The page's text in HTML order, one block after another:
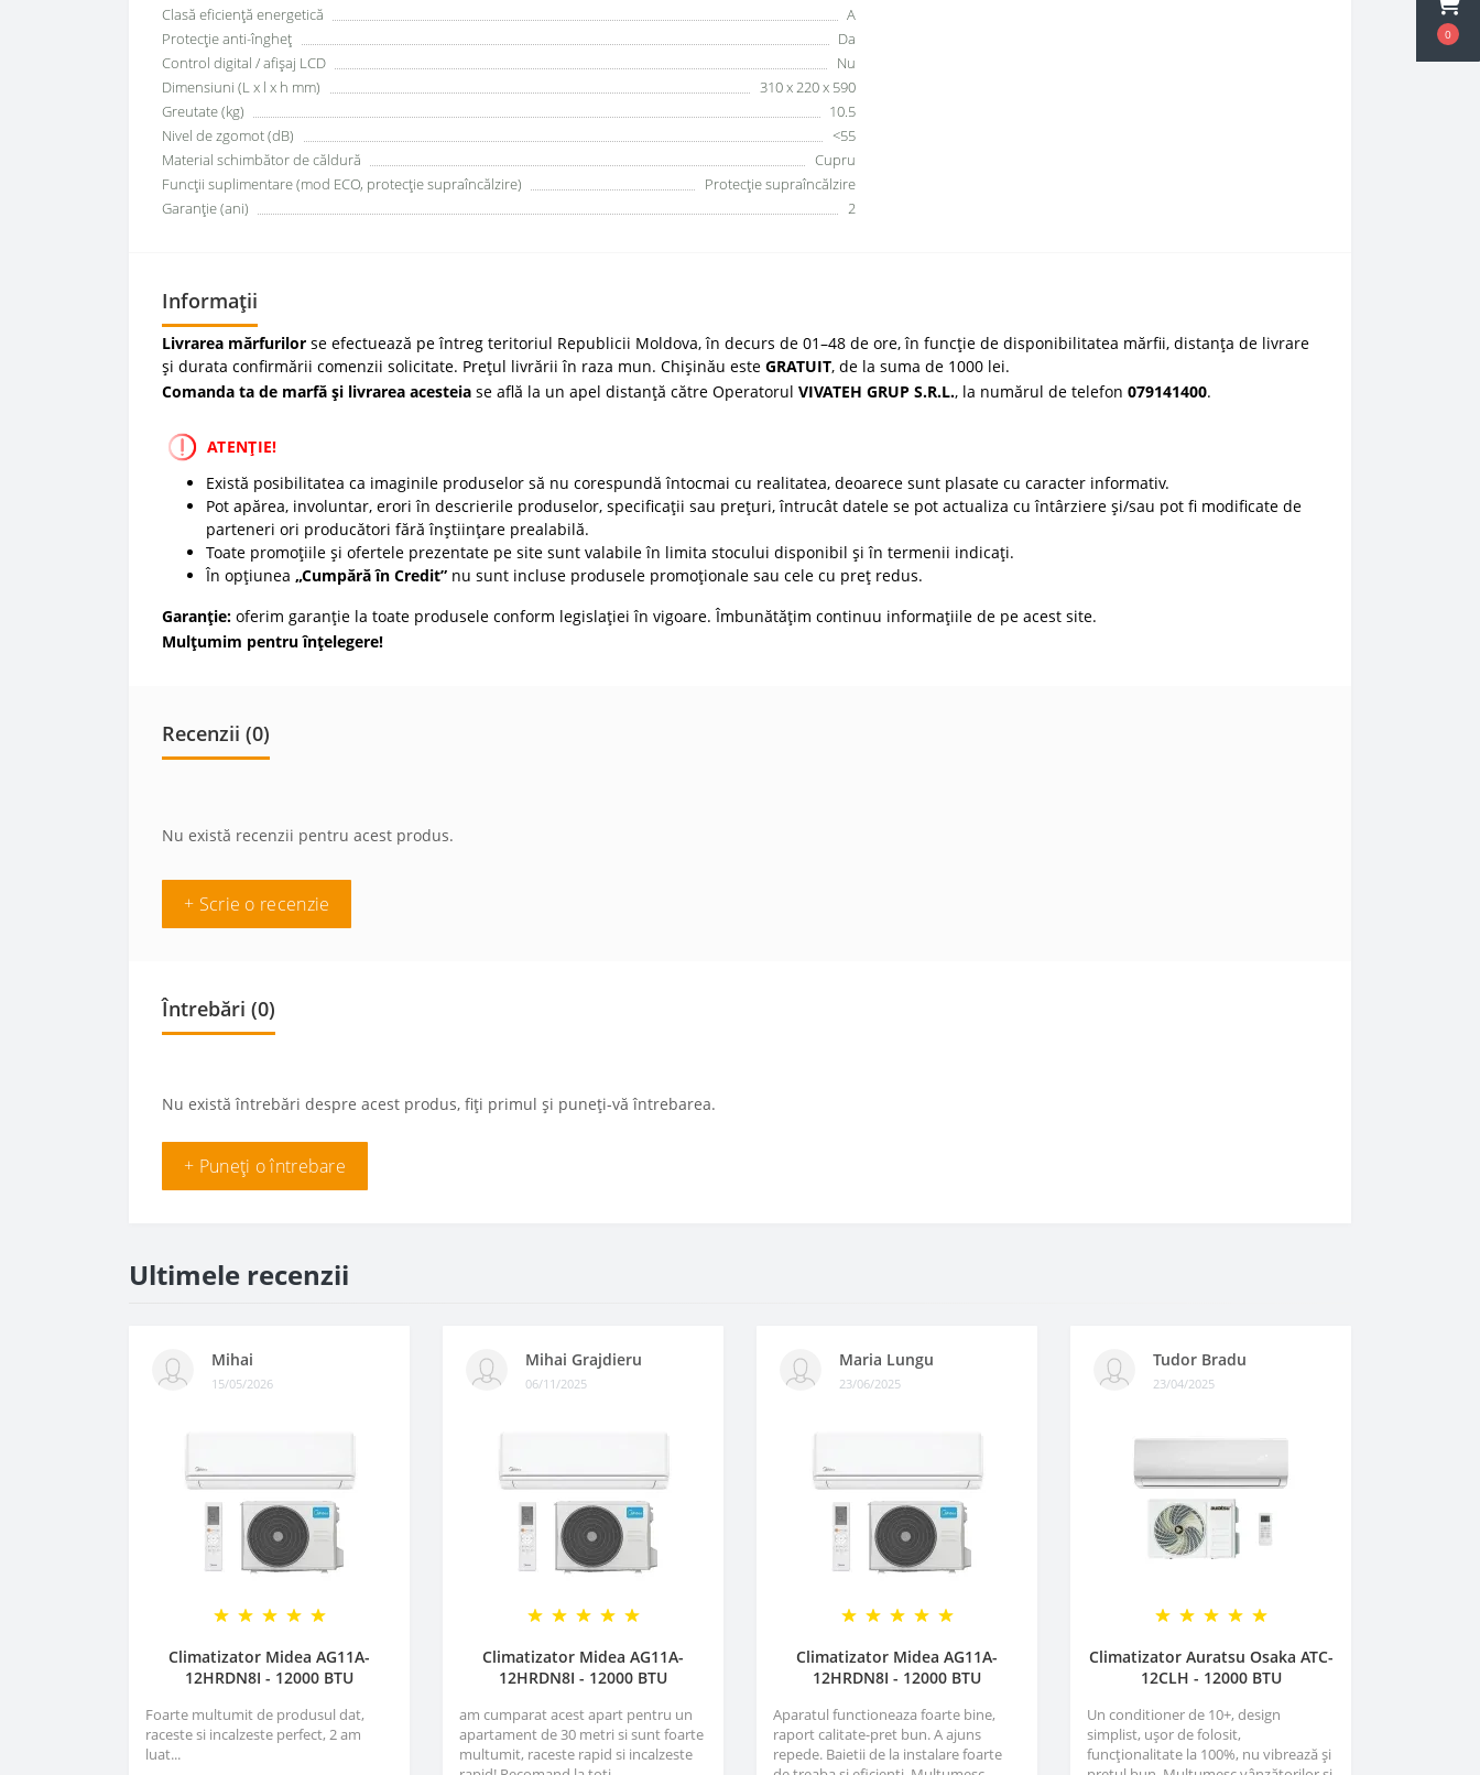
0
Clasă eficiență energetică
A
Protecție anti-îngheț
Da
Control digital / afișaj LCD
Nu
Dimensiuni (L x l x h mm)
310 x 220 x 590
Greutate (kg)
10.5
Nivel de zgomot (dB)
<55
Material schimbător de căldură
Cupru
Funcții suplimentare (mod ECO, protecție supraîncălzire)
Protecție supraîncălzire
Garanție (ani)
2
Informații
Livrarea mărfurilor se efectuează pe întreg teritoriul Republicii Moldova, în decurs de 01–48 de ore, în funcție de disponibilitatea mărfii, distanța de livrare
și durata confirmării comenzii solicitate. Prețul livrării în raza mun. Chișinău este GRATUIT, de la suma de 1000 lei.
Comanda ta de marfă și livrarea acesteia se află la un apel distanță către Operatorul VIVATEH GRUP S.R.L., la numărul de telefon 079141400.
ATENȚIE!
Există posibilitatea ca imaginile produselor să nu corespundă întocmai cu realitatea, deoarece sunt plasate cu caracter informativ.
Pot apărea, involuntar, erori în descrierile produselor, specificații sau prețuri, întrucât datele se pot actualiza cu întârziere și/sau pot fi modificate de
parteneri ori producători fără înștiințare prealabilă.
Toate promoțiile și ofertele prezentate pe site sunt valabile în limita stocului disponibil și în termenii indicați.
În opțiunea „Cumpără în Credit” nu sunt incluse produsele promoționale sau cele cu preț redus.
Garanție: oferim garanție la toate produsele conform legislației în vigoare. Îmbunătățim continuu informațiile de pe acest site.
Mulțumim pentru înțelegere!
Recenzii (0)
Nu există recenzii pentru acest produs.
+ Scrie o recenzie
Întrebări (0)
Nu există întrebări despre acest produs, fiți primul și puneți-vă întrebarea.
+ Puneți o întrebare
Ultimele recenzii
Mihai
15/05/2026
Climatizator Midea AG11A-
12HRDN8I - 12000 BTU
Foarte multumit de produsul dat,
raceste si incalzeste perfect, 2 am
luat...
Mihai Grajdieru
06/11/2025
Climatizator Midea AG11A-
12HRDN8I - 12000 BTU
am cumparat acest apart pentru un
apartament de 30 metri si sunt foarte
multumit, raceste rapid si incalzeste
Maria Lungu
23/06/2025
Climatizator Midea AG11A-
12HRDN8I - 12000 BTU
Aparatul functioneaza foarte bine,
raport calitate-pret bun. A ajuns
repede. Baietii de la instalare foarte
Tudor Bradu
23/04/2025
Climatizator Auratsu Osaka ATC-
12CLH - 12000 BTU
Un conditioner de 10+, design
simplist, ușor de folosit,
funcționalitate la 100%, nu vibrează și